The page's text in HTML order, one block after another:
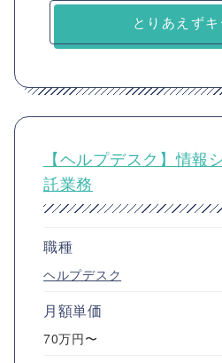
とりあえず
【ヘルプデスク】情報
託業務
職種
ヘルプデスク
月額単価
70万円〜